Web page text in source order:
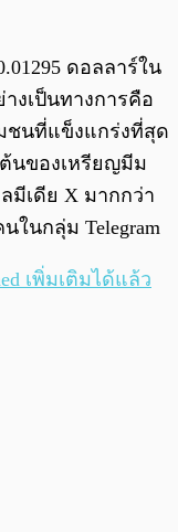
ดอลลาร์ใน
งเป็นทางการคือ
ชนที่แข็งแกร่งที่สุด
นของเหรียญมีม
มีเดีย X มากกว่า
ในกลุ่ม Telegram
เพิ่มเติมได้แล้ว